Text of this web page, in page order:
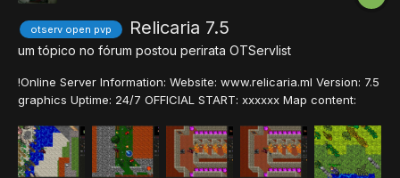
otserv open pvp Relicaria 7.5
um tópico no fórum postou perirata OTServlist
!Online Server Information: Website: www.relicaria.ml Version: 7.5
graphics Uptime: 24/7 OFFICIAL START: xxxxxx Map content:
ADDED World type: PvP-Enforced With skulls(exp from player
killing) Client: antibot 7....